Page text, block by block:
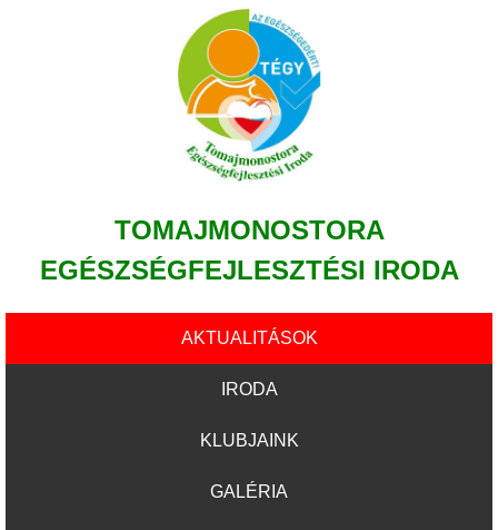
TOMAJMONOSTORA
EGÉSZSÉGFEJLESZTÉSI IRODA
AKTUALITÁSOK
IRODA
KLUBJAINK
GALÉRIA